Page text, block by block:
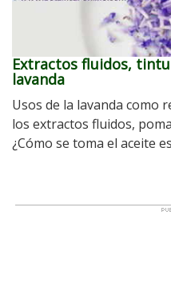
Extractos fluidos,
lavanda
Usos de la lavanda como
los extractos fluidos,
¿Cómo se toma el aceite